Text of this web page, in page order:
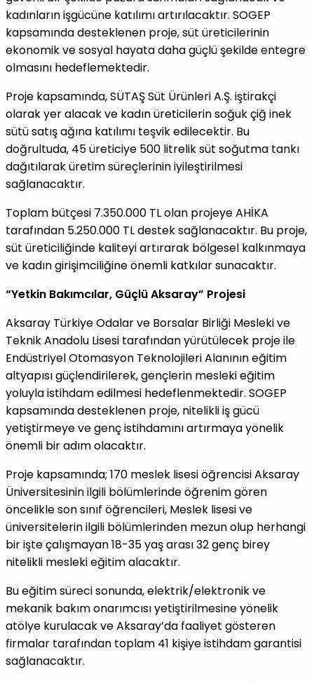
kadınların işgücüne katılımı artırılacaktır. SOGEP
kapsamında desteklenen proje, süt üreticilerinin
ekonomik ve sosyal hayata daha güçlü şekilde entegre
olmasını hedeflemektedir.
Proje kapsamında, SÜTAŞ Süt Ürünleri A.Ş. iştirakçi
olarak yer alacak ve kadın üreticilerin soğuk çiğ inek
sütü satış ağına katılımı teşvik edilecektir. Bu
doğrultuda, 45 üreticiye 500 litrelik süt soğutma tankı
dağıtılarak üretim süreçlerinin iyileştirilmesi
sağlanacaktır.
Toplam bütçesi 7.350.000 TL olan projeye AHİKA
tarafından 5.250.000 TL destek sağlanacaktır. Bu proje,
süt üreticiliğinde kaliteyi artırarak bölgesel kalkınmaya
ve kadın girişimciliğine önemli katkılar sunacaktır.
“Yetkin Bakımcılar, Güçlü Aksaray” Projesi
Aksaray Türkiye Odalar ve Borsalar Birliği Mesleki ve
Teknik Anadolu Lisesi tarafından yürütülecek proje ile
Endüstriyel Otomasyon Teknolojileri Alanının eğitim
altyapısı güçlendirilerek, gençlerin mesleki eğitim
yoluyla istihdam edilmesi hedeflenmektedir. SOGEP
kapsamında desteklenen proje, nitelikli iş gücü
yetiştirmeye ve genç istihdamını artırmaya yönelik
önemli bir adım olacaktır.
Proje kapsamında; 170 meslek lisesi öğrencisi Aksaray
Üniversitesinin ilgili bölümlerinde öğrenim gören
öncelikle son sınıf öğrencileri, Meslek lisesi ve
üniversitelerin ilgili bölümlerinden mezun olup herhangi
bir işte çalışmayan 18-35 yaş arası 32 genç birey
nitelikli mesleki eğitim alacaktır.
Bu eğitim süreci sonunda, elektrik/elektronik ve
mekanik bakım onarımcısı yetiştirilmesine yönelik
atölye kurulacak ve Aksaray’da faaliyet gösteren
firmalar tarafından toplam 41 kişiye istihdam garantisi
sağlanacaktır.